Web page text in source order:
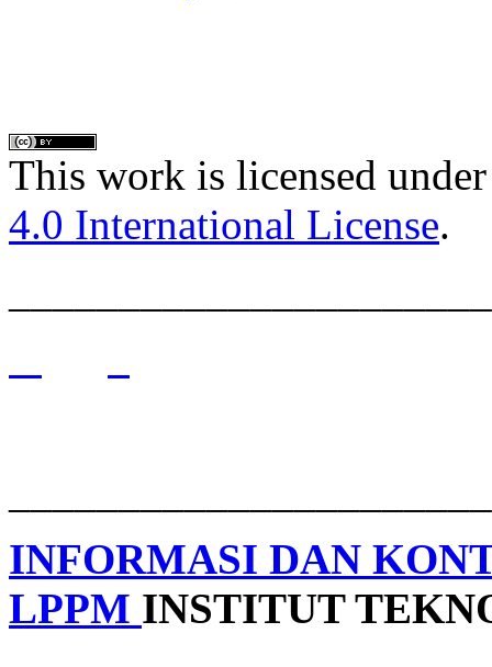
This work is licensed
4.0 International License.
INFORMASI DAN
LPPM INSTITUT